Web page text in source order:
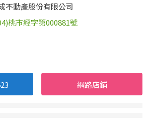
不動產股份有限公司
桃市經字第000881號
網路店鋪